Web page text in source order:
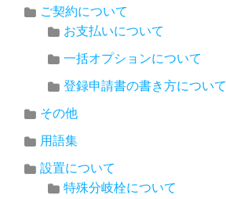
ご契約について
お支払いについて
一括オプションについて
登録申請書の書き方について
その他
用語集
設置について
特殊分岐栓について